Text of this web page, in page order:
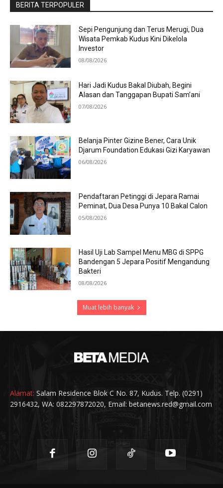
BERITA TERPOPULER
Sepi Pengunjung dan Terus Merugi, Dua
Wisata Pemkab Kudus Kini Dikelola
Investor
08/08/2026
Hari Jadi Kudus Bakal Diubah, Begini
Alasan dan Tanggapan Bupati Sam’ani
07/08/2026
Belanja Pinter Gizine Bener, Cara Unik
Djarum Foundation Edukasi Gizi Karyawan
06/08/2026
Pendaftaran Petinggi di Jepara Ramai
Peminat, Dua Desa Punya 10 Bakal Calon
05/08/2026
Hasil Uji Lab Sampel Menu MBG di SPPG
Bandengan 5 Jepara Positif Mengandung
Bakteri
08/08/2026
Muat lebih banyak
Alamat: Salam Residence Blok C No. 87, Kudus. Telp. (0291)
2916432, WA: 082297872020, Email: betanews.red@gmail.com